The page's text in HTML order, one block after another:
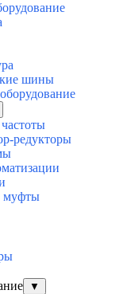
шины
редукторы
муфты
▼